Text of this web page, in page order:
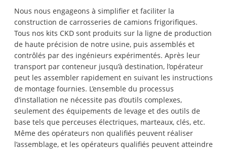
Nous nous engageons à simplifier et faciliter la
construction de carrosseries de camions frigorifiques.
Tous nos kits CKD sont produits sur la ligne de production
de haute précision de notre usine, puis assemblés et
contrôlés par des ingénieurs expérimentés. Après leur
transport par conteneur jusqu’à destination, l’opérateur
peut les assembler rapidement en suivant les instructions
de montage fournies. L’ensemble du processus
d’installation ne nécessite pas d’outils complexes,
seulement des équipements de levage et des outils de
base tels que perceuses électriques, marteaux, clés, etc.
Même des opérateurs non qualifiés peuvent réaliser
l’assemblage, et les opérateurs qualifiés peuvent atteindre